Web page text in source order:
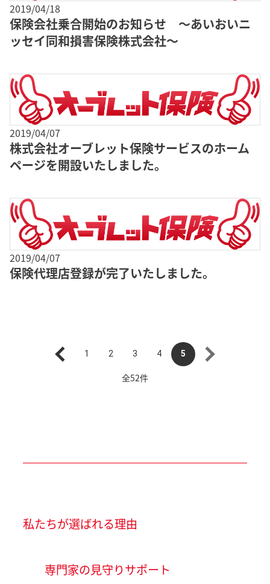
2019/04/18
保険会社乗合開始のお知らせ ～あいおいニ
ッセイ同和損害保険株式会社～
2019/04/07
株式会社オーブレット保険サービスのホーム
ページを開設いたしました。
2019/04/07
保険代理店登録が完了いたしました。
1 2 3 4 5
全52件
私たちが選ばれる理由
専門家の見守りサポート